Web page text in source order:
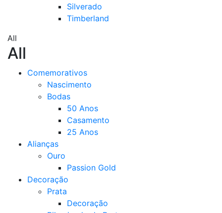
Silverado
Timberland
All
All
Comemorativos
Nascimento
Bodas
50 Anos
Casamento
25 Anos
Alianças
Ouro
Passion Gold
Decoração
Prata
Decoração